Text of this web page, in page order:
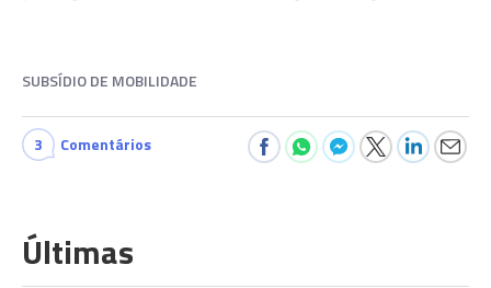
SUBSÍDIO DE MOBILIDADE
3 Comentários
Últimas